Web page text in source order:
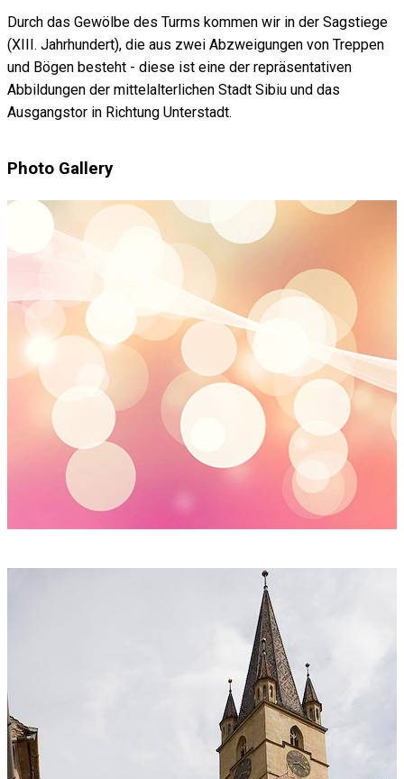
Durch das Gewölbe des Turms kommen wir in der Sagstiege
(XIII. Jahrhundert), die aus zwei Abzweigungen von Treppen
und Bögen besteht - diese ist eine der repräsentativen
Abbildungen der mittelalterlichen Stadt Sibiu und das
Ausgangstor in Richtung Unterstadt.
Photo Gallery